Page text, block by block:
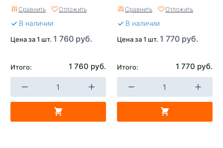
Сравнить Отложить
В наличии
Цена за 1 шт. 1 760 руб.
Итого: 1 760 руб.
Сравнить Отложить
В наличии
Цена за 1 шт. 1 770 руб.
Итого: 1 770 руб.